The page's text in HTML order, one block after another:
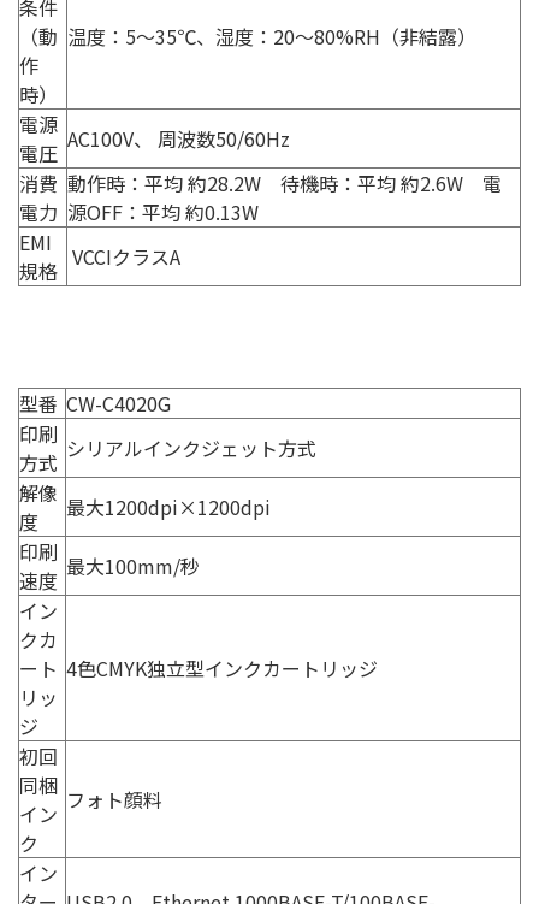
条件
（動
作
時）
温度：5〜35℃、湿度：20〜80%RH（非結露）
電源
電圧 AC100V、 周波数50/60Hz
消費
電力
動作時：平均 約28.2W 待機時：平均 約2.6W 電
源OFF：平均 約0.13W
EMI
規格 VCCIクラスA
型番 CW-C4020G
印刷
方式 シリアルインクジェット方式
解像
度
最大1200dpi×1200dpi
印刷
速度 最大100mm/秒
イン
クカ
ート
リッ
ジ
4色CMYK独立型インクカートリッジ
初回
同梱
イン
ク
フォト顔料
イン